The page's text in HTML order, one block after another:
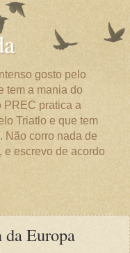
gosto pelo
tem a mania do
PREC pratica a
Triatlo e que tem
Não corro nada de
e escrevo de acordo
Europa